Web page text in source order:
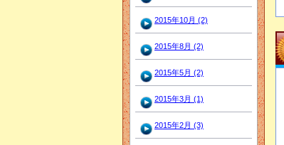
2015年10月 (2)
2015年8月 (2)
2015年5月 (2)
2015年3月 (1)
2015年2月 (3)